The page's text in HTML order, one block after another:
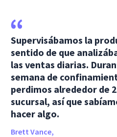
Supervisábamos la
sentido de que
las ventas diarias.
semana de
perdimos alrededor de
sucursal, así que
hacer algo.
Brett Vance,